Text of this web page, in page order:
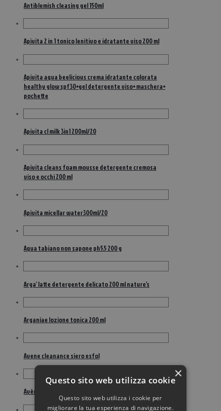
Antiblemish cleasing gel 150ml
Apivita 2 in 1 tonico lenitivo e idratante viso 200 ml
Apivita aqua beelicious crema idratante colorata
healthy glow spf30+gel detergente viso+ maschera+
pochette
Apivita cl milk 3in1 200ml/20
Apivita cleans foam mousse detergente cremosa
viso e occhi 200 ml
Apivita micellar water300ml/20
Aqua tabiano non sapone ph5.5 200 g
Arga’ latte detergente delicato 200 ml nature’s
Arganiae lozione tonica 200 ml
Avene cleanance siero esfol
Avène eau thermale gel esfoliante delicato viso 75 ml
×
Questo sito web utilizza cookie
Questo sito web utilizza i cookie per
migliorare la tua esperienza di navigazione.